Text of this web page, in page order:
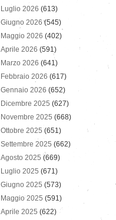
Luglio 2026 (613)
Giugno 2026 (545)
Maggio 2026 (402)
Aprile 2026 (591)
Marzo 2026 (641)
Febbraio 2026 (617)
Gennaio 2026 (652)
Dicembre 2025 (627)
Novembre 2025 (668)
Ottobre 2025 (651)
Settembre 2025 (662)
Agosto 2025 (669)
Luglio 2025 (671)
Giugno 2025 (573)
Maggio 2025 (591)
Aprile 2025 (622)